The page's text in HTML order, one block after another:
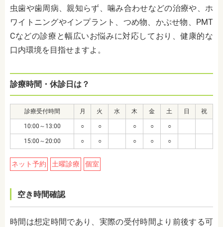
虫歯や歯周病、親知らず、噛み合わせなどの治療や、ホ
ワイトニングやインプラント、つめ物、かぶせ物、PMT
Cなどの診療と幅広いお悩みに対応しており、健康的な
口内環境を目指せますよ。
診療時間・休診日は？
診療受付時間 月 火 水 木 金 土 日 祝
10:00～13:00 ○ ○ ○ ○ ○
15:00～20:00 ○ ○ ○ ○ ○
ネット予約 土曜診療 個室
空き時間確認
時間は想定時間であり、実際の受付時間より前後する可